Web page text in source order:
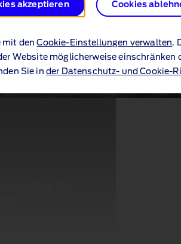
akzeptieren Cookies
mit denCookie-Einstellungen verwalten.
Website möglicherweise einschränken
Sie in der Datenschutz- und Cookie-